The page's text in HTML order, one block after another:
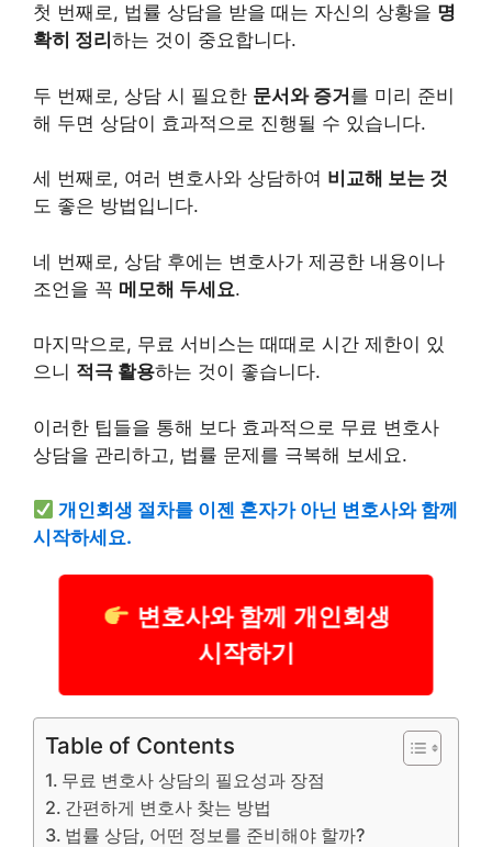
첫 번째로, 법률 상담을 받을 때는 자신의 상황을 명
확히 정리 하는 것이 중요합니다.
두 번째로, 상담 시 필요한 문서와 증거를 미리 준비
해 두면 상담이 효과적으로 진행될 수 있습니다.
세 번째로, 여러 변호사와 상담하여 비교해 보는 것
도 좋은 방법입니다.
네 번째로, 상담 후에는 변호사가 제공한 내용이나
조언을 꼭 메모해 두세요.
마지막으로, 무료 서비스는 때때로 시간 제한이 있
으니 적극 활용하는 것이 좋습니다.
이러한 팁들을 통해 보다 효과적으로 무료 변호사
상담을 관리하고, 법률 문제를 극복해 보세요.
개인회생 절차를 이젠 혼자가 아닌 변호사와 함께
시작하세요.
변호사와 함께 개인회생
시작하기
Table of Contents
무료 변호사 상담의 필요성과 장점
간편하게 변호사 찾는 방법
법률 상담, 어떤 정보를 준비해야 할까?